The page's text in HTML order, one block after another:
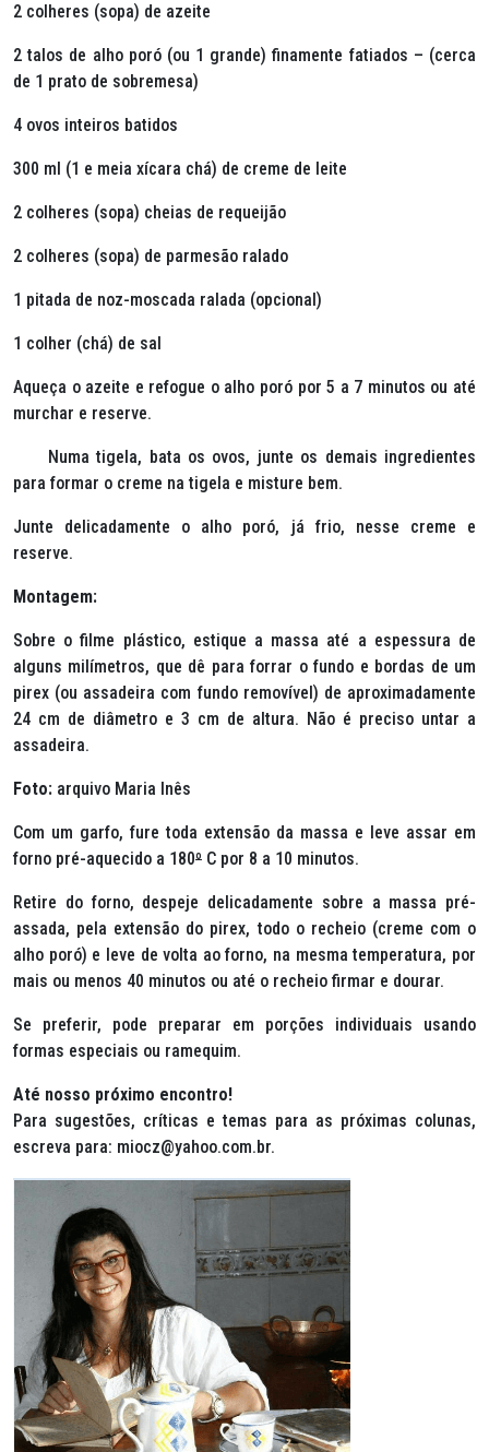
2 colheres (sopa) de azeite
2 talos de alho poró (ou 1 grande) finamente fatiados – (cerca
de 1 prato de sobremesa)
4 ovos inteiros batidos
300 ml (1 e meia xícara chá) de creme de leite
2 colheres (sopa) cheias de requeijão
2 colheres (sopa) de parmesão ralado
1 pitada de noz-moscada ralada (opcional)
1 colher (chá) de sal
Aqueça o azeite e refogue o alho poró por 5 a 7 minutos ou até
murchar e reserve.
Numa tigela, bata os ovos, junte os demais ingredientes
para formar o creme na tigela e misture bem.
Junte delicadamente o alho poró, já frio, nesse creme e
reserve.
Montagem:
Sobre o filme plástico, estique a massa até a espessura de
alguns milímetros, que dê para forrar o fundo e bordas de um
pirex (ou assadeira com fundo removível) de aproximadamente
24 cm de diâmetro e 3 cm de altura. Não é preciso untar a
assadeira.
Foto: arquivo Maria Inês
Com um garfo, fure toda extensão da massa e leve assar em
forno pré-aquecido a 180º C por 8 a 10 minutos.
Retire do forno, despeje delicadamente sobre a massa pré-
assada, pela extensão do pirex, todo o recheio (creme com o
alho poró) e leve de volta ao forno, na mesma temperatura, por
mais ou menos 40 minutos ou até o recheio firmar e dourar.
Se preferir, pode preparar em porções individuais usando
formas especiais ou ramequim.
Até nosso próximo encontro!
Para sugestões, críticas e temas para as próximas colunas,
escreva para: miocz@yahoo.com.br.